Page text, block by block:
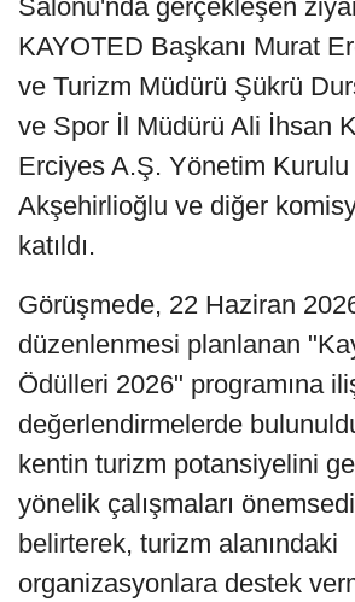
Salonu'nda gerçekleşen
KAYOTED Başkanı Murat
ve Turizm Müdürü Şükrü
ve Spor İl Müdürü Ali İhsan
Erciyes A.Ş. Yönetim Kurulu
Akşehirlioğlu ve diğer
katıldı.
Görüşmede, 22 Haziran
düzenlenmesi planlanan
Ödülleri 2026" programına
değerlendirmelerde
kentin turizm potansiyelini
yönelik çalışmaları
belirterek, turizm alanındaki
organizasyonlara destek